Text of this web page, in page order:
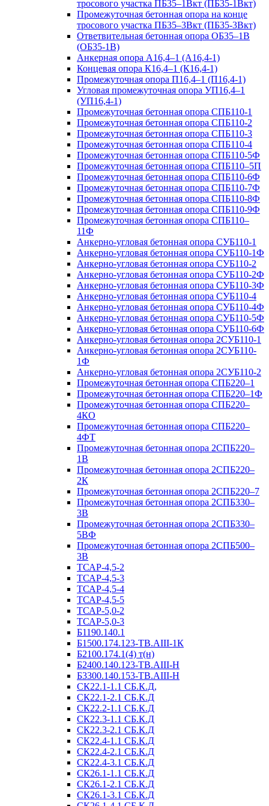
тросового участка ПБ35–1Вкт (ПБ35-1Вкт)
Промежуточная бетонная опора на конце
тросового участка ПБ35–3Вкт (ПБ35-3Вкт)
Ответвительная бетонная опора ОБ35–1В
(ОБ35-1В)
Анкерная опора А16,4–1 (А16,4-1)
Концевая опора К16,4–1 (К16,4-1)
Промежуточная опора П16,4–1 (П16,4-1)
Угловая промежуточная опора УП16,4–1
(УП16,4-1)
Промежуточная бетонная опора СПБ110-1
Промежуточная бетонная опора СПБ110-2
Промежуточная бетонная опора СПБ110-3
Промежуточная бетонная опора СПБ110-4
Промежуточная бетонная опора СПБ110-5Ф
Промежуточная бетонная опора СПБ110–5П
Промежуточная бетонная опора СПБ110-6Ф
Промежуточная бетонная опора СПБ110-7Ф
Промежуточная бетонная опора СПБ110-8Ф
Промежуточная бетонная опора СПБ110-9Ф
Промежуточная бетонная опора СПБ110–
11Ф
Анкерно-угловая бетонная опора СУБ110-1
Анкерно-угловая бетонная опора СУБ110-1Ф
Анкерно-угловая бетонная опора СУБ110-2
Анкерно-угловая бетонная опора СУБ110-2Ф
Анкерно-угловая бетонная опора СУБ110-3Ф
Анкерно-угловая бетонная опора СУБ110-4
Анкерно-угловая бетонная опора СУБ110-4Ф
Анкерно-угловая бетонная опора СУБ110-5Ф
Анкерно-угловая бетонная опора СУБ110-6Ф
Анкерно-угловая бетонная опора 2СУБ110-1
Анкерно-угловая бетонная опора 2СУБ110-
1Ф
Анкерно-угловая бетонная опора 2СУБ110-2
Промежуточная бетонная опора СПБ220–1
Промежуточная бетонная опора СПБ220–1Ф
Промежуточная бетонная опора СПБ220–
4КО
Промежуточная бетонная опора СПБ220–
4ФТ
Промежуточная бетонная опора 2СПБ220–
1В
Промежуточная бетонная опора 2СПБ220–
2К
Промежуточная бетонная опора 2СПБ220–7
Промежуточная бетонная опора 2СПБ330–
3В
Промежуточная бетонная опора 2СПБ330–
5ВФ
Промежуточная бетонная опора 2СПБ500–
3В
ТСАР-4,5-2
ТСАР-4,5-3
ТСАР-4,5-4
ТСАР-4,5-5
ТСАР-5,0-2
ТСАР-5,0-3
Б1190.140.1
Б1500.174.123-ТВ.АIII-1К
Б2100.174.1(4) т(н)
Б2400.140.123-ТВ.АIII-Н
Б3300.140.153-ТВ.АIII-Н
СК22.1-1.1 СБ.К.Д,
СК22.1-2.1 СБ.К.Д
СК22.2-1.1 СБ.К.Д
СК22.3-1.1 СБ.К.Д
СК22.3-2.1 СБ.К.Д
СК22.4-1.1 СБ.К.Д
СК22.4-2.1 СБ.К.Д
СК22.4-3.1 СБ.К.Д
СК26.1-1.1 СБ.К.Д
СК26.1-2.1 СБ.К.Д
СК26.1-3.1 СБ.К.Д